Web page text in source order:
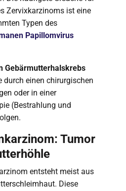
Zervixkarzinoms ist eine
Typen des
Papillomvirus
Gebärmutterhalskrebs
durch einen chirurgischen
oder in einer
(Bestrahlung und
Tumor
entsteht meist aus
Diese